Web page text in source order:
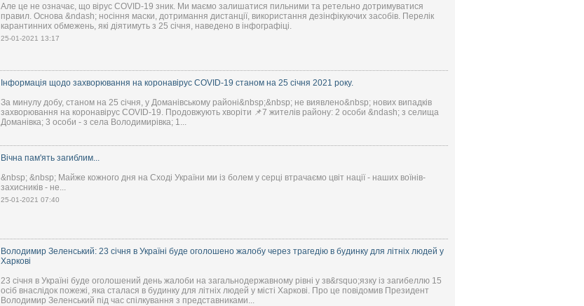
Але це не означає, що вірус COVID-19 зник. Ми маємо залишатися пильними та ретельно дотримуватися
правил. Основа &ndash; носіння маски, дотримання дистанції, використання дезінфікуючих засобів. Перелік
карантинних обмежень, які діятимуть з 25 січня, наведено в інфографіці.
25-01-2021 13:17
Інформація щодо захворювання на коронавірус COVID-19 станом на 25 січня 2021 року.
За минулу добу, станом на 25 січня, у Доманівському районі&nbsp;&nbsp; не виявлено&nbsp; нових випадків
захворювання на коронавірус COVID-19. Продовжують хворіти 📌7 жителів району: 2 особи &ndash; з селища
Доманівка; 3 особи - з села Володимирівка; 1...
Вічна пам'ять загиблим...
&nbsp; &nbsp; Майже кожного дня на Сході України ми із болем у серці втрачаємо цвіт нації - наших воїнів-
захисників - не...
25-01-2021 07:40
Володимир Зеленський: 23 січня в Україні буде оголошено жалобу через трагедію в будинку для літніх людей у
Харкові
23 січня в Україні буде оголошений день жалоби на загальнодержавному рівні у зв&rsquo;язку із загибеллю 15
осіб внаслідок пожежі, яка сталася в будинку для літніх людей у місті Харкові. Про це повідомив Президент
Володимир Зеленський під час спілкування з представниками...